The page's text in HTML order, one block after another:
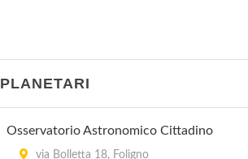
Centro di Documentazione Permanente
su Annibale e la Battaglia del Trasimeno
via Ritorta 1, Tuoro sul Trasimeno
PLANETARI
Osservatorio Astronomico Cittadino
via Bolletta 18, Foligno